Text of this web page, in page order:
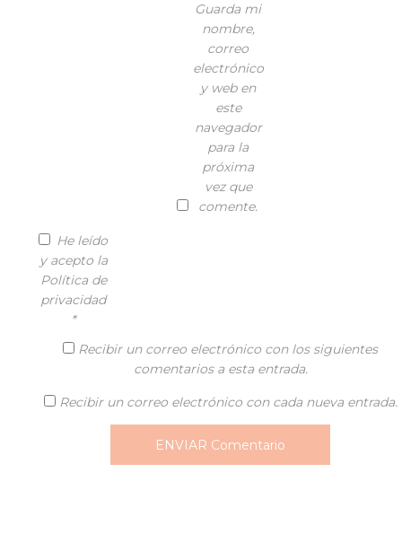
Guarda mi
nombre,
correo
electrónico
y web en
este
navegador
para la
próxima
vez que
comente.
He leído
y acepto la
Política de
privacidad
*
Recibir un correo electrónico con los siguientes
comentarios a esta entrada.
Recibir un correo electrónico con cada nueva entrada.